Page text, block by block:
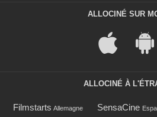
ALLOCINÉ SUR
ALLOCINÉ À
Filmstarts Allemagne SensaCine